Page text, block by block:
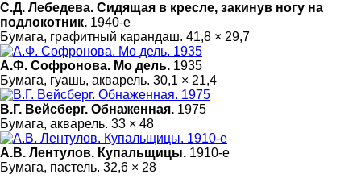
С.Д. Лебедева. Сидящая в кресле, закинув ногу на
подлокотник. 1940-е
Бумага, графитный карандаш. 41,8 × 29,7
А.Ф. Софронова. Мо дель. 1935
Бумага, гуашь, акварель. 30,1 × 21,4
В.Г. Вейсберг. Обнаженная. 1975
Бумага, акварель. 33 × 48
А.В. Лентулов. Купальщицы. 1910-е
Бумага, пастель. 32,6 × 28